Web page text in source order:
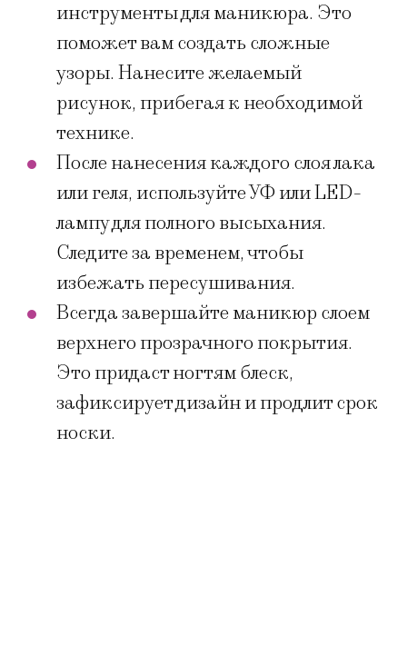
инструменты для маникюра. Это
поможет вам создать сложные
узоры. Нанесите желаемый
рисунок, прибегая к необходимой
технике.
После нанесения каждого слоя лака
или геля, используйте УФ или LED-
лампу для полного высыхания.
Следите за временем, чтобы
избежать пересушивания.
Всегда завершайте маникюр слоем
верхнего прозрачного покрытия.
Это придаст ногтям блеск,
зафиксирует дизайн и продлит срок
носки.